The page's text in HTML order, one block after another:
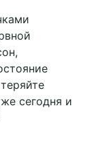
сегодня и